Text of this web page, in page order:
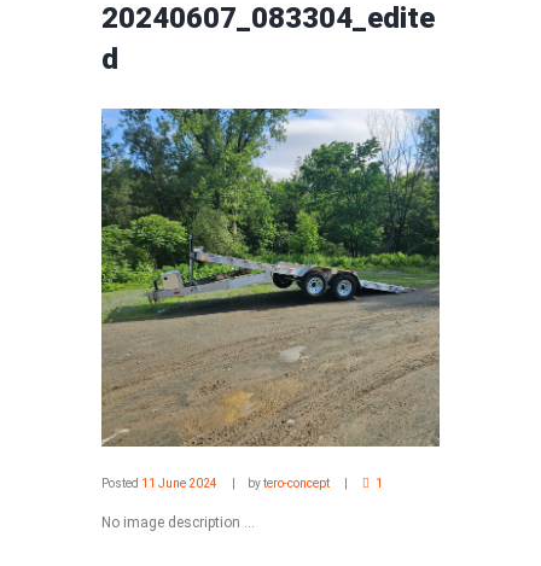
20240607_083304_edite
d
Posted 11 June 2024 bytero-concept 1
No image description ...